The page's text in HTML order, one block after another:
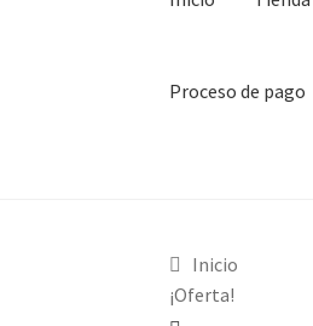
Proceso de pago
Inicio
¡Oferta!